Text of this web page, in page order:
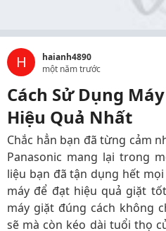
H
haianh4890
một năm trước
Cách Sử Dụng
Hiệu Quả Nhất
Chắc hẳn bạn đã từng cảm
Panasonic mang lại trong
liệu bạn đã tận dụng hết
máy để đạt hiệu quả giặt
máy giặt đúng cách không
sẽ mà còn kéo dài tuổi thọ